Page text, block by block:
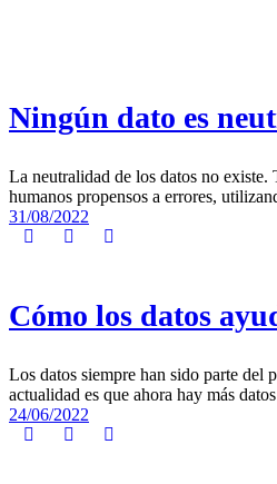
Ningún dato es
La neutralidad de los datos no existe.
humanos propensos a errores,
31/08/2022
Cómo los datos
Los datos siempre han sido parte del
actualidad es que ahora hay más
24/06/2022